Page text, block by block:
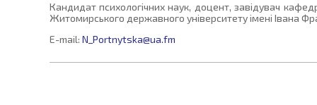
Кандидат психологічних наук, доцент, завідувач
Житомирського державного університету імені Івана
E-mail: N_Portnytska@ua.fm